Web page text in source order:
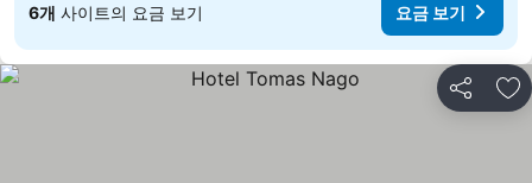
6개 사이트의 요금 보기 요금 보기
공유 즐